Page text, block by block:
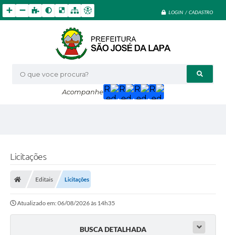
LOGIN / CADASTRO
O que voce procura?
Acompanhe
Licitações
Editais Licitações
Atualizado em: 06/08/2026 às 14h35
BUSCA DETALHADA